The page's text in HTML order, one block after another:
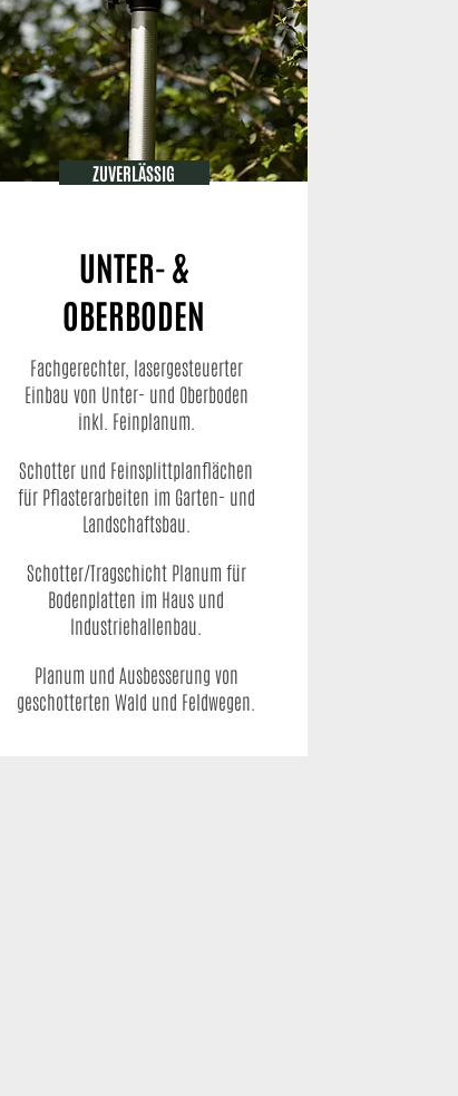
ZUVERLÄSSIG
UNTER- &
OBERBODEN
Fachgerechter, lasergesteuerter
Einbau von Unter- und Oberboden
inkl. Feinplanum.
Schotter und Feinsplittplanflächen
für Pflasterarbeiten im Garten- und
Landschaftsbau.
Schotter/Tragschicht Planum für
Bodenplatten im Haus und
Industriehallenbau.
Planum und Ausbesserung von
geschotterten Wald und Feldwegen.